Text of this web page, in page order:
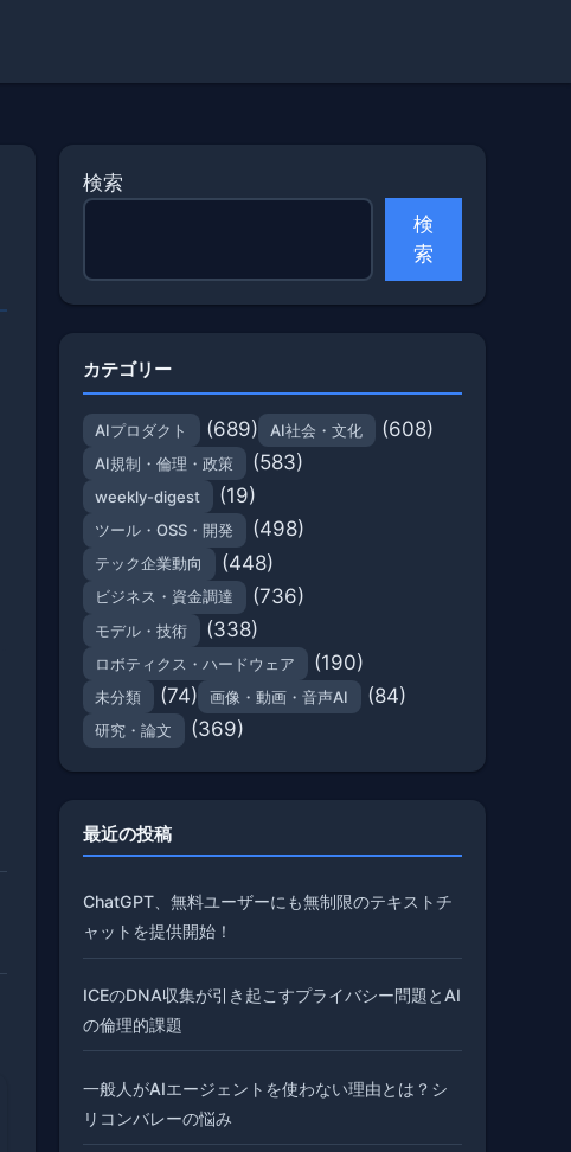
検索
検
索
カテゴリー
AIプロダクト (689) AI社会・文化 (608)
AI規制・倫理・政策 (583)
weekly-digest (19)
ツール・OSS・開発 (498)
テック企業動向 (448)
ビジネス・資金調達 (736)
モデル・技術 (338)
ロボティクス・ハードウェア (190)
未分類 (74) 画像・動画・音声AI (84)
研究・論文 (369)
最近の投稿
ChatGPT、無料ユーザーにも無制限のテキストチ
ャットを提供開始！
ICEのDNA収集が引き起こすプライバシー問題とAI
の倫理的課題
一般人がAIエージェントを使わない理由とは？シ
リコンバレーの悩み